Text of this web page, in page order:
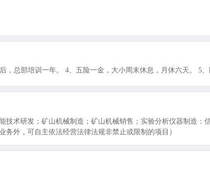
总部培训一年。 4、五险一金，大小周末休息，月休六天。 5
术研发；矿山机械制造；矿山机械销售；实验分析仪器制造
外，可自主依法经营法律法规非禁止或限制的项目）